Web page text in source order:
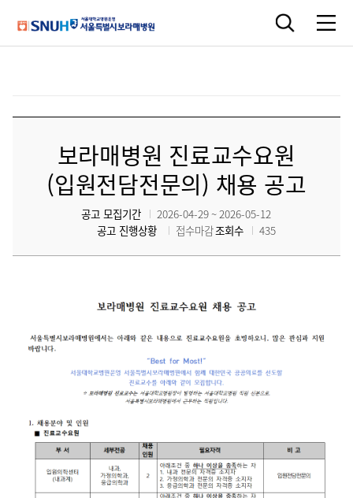
보라매병원 진료교수요원
(입원전담전문의) 채용 공고
공고 모집기간
2026-04-29 ~ 2026-05-12
공고 진행상황
접수마감조회수 435